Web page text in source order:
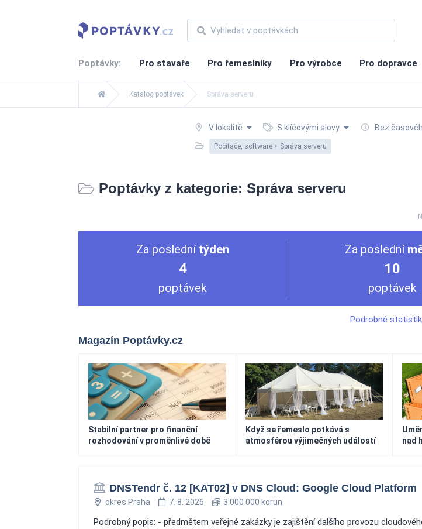
Poptávky: Pro stavaře Pro řemeslníky Pro výrobce Pro dopravce
Katalog poptávek Správa serveru
V lokalitě S klíčovými slovy Bez
Počítače, software Správa serveru
Poptávky z kategorie: Správa serveru
Za poslední týden
4
poptávek
Za poslední
10
poptávek
Podrobné
Magazín Poptávky.cz
Stabilní partner pro finanční
rozhodování v proměnlivé době
Když se řemeslo potkává s
atmosférou výjimečných událostí
nad
DNSTendr č. 12 [KAT02] v DNS Cloud: Google Cloud Platform
okres Praha 7. 8. 2026 3 000 000 korun
Podrobný popis: - předmětem veřejné zakázky je zajištění dalšího provozu